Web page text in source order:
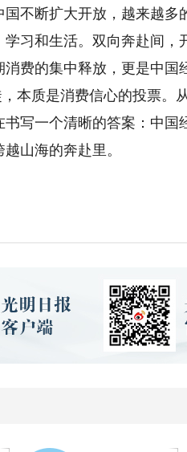
断扩大开放，越来越多
习和生活。双向奔赴间，
的集中释放，更是中国
质是消费信心的投票。
写一个清晰的答案：中
山海的奔赴里。